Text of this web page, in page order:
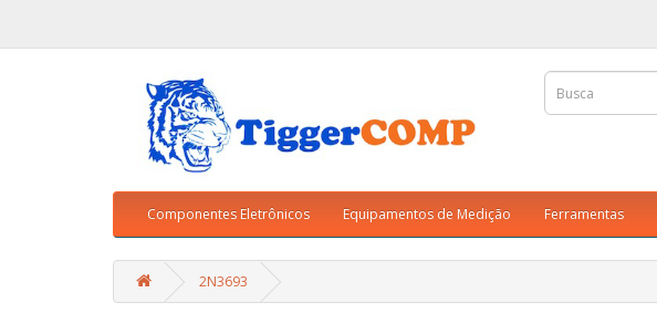
Componentes Eletrônicos Equipamentos de Medição Ferramentas
2N3693